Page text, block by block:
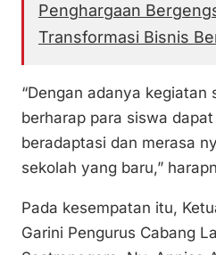
Penghargaan
Transformasi Bisnis
“Dengan adanya kegiatan
berharap para siswa
beradaptasi dan merasa
sekolah yang baru,”
Pada kesempatan itu,
Garini Pengurus Cabang